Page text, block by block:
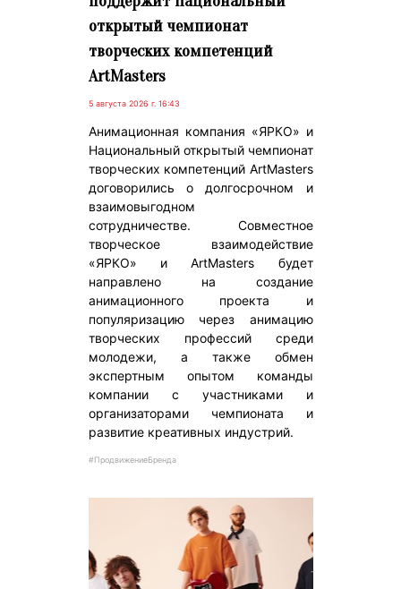
открытый чемпионат
творческих компетенций
ArtMasters
5 августа 2026 г. 16:43
Анимационная компания «ЯРКО» и
Национальный открытый чемпионат
творческих компетенций ArtMasters
договорились о долгосрочном и
взаимовыгодном
сотрудничестве. Совместное
творческое взаимодействие
«ЯРКО» и ArtMasters будет
направлено на создание
анимационного проекта и
популяризацию через анимацию
творческих профессий среди
молодежи, а также обмен
экспертным опытом команды
компании с участниками и
организаторами чемпионата и
развитие креативных индустрий.
#ПродвижениеБренда